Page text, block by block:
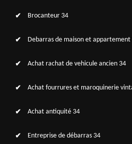
Brocanteur 34
Debarras de maison et appartement
Achat rachat de vehicule ancien 34
Achat fourrures et maroquinerie
Achat antiquité 34
Entreprise de débarras 34